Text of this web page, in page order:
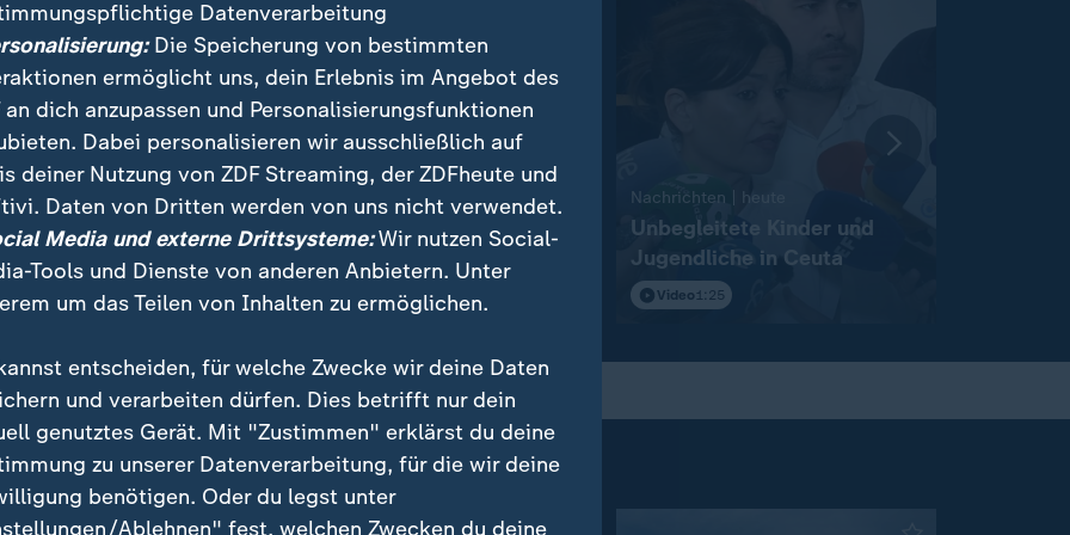
| heute
mehr Brauereien
schließen
Nachrichten | heute
"Deutsche Wirtschaft zeigt
sich robuster"
Nachrichten | heute
Unbegleitete Kinder und
Jugendliche in Ceuta
Video 1:25
Datenverarbeitung
Die Speicherung von bestimmten
ermöglicht uns, dein Erlebnis im Angebot des
an dich anzupassen und Personalisierungsfunktionen
Dabei personalisieren wir ausschließlich auf
deiner Nutzung von ZDF Streaming, der ZDFheute und
Daten von Dritten werden von uns nicht verwendet.
Media und externe Drittsysteme:Wir nutzen Social-
Tools und Dienste von anderen Anbietern. Unter
um das Teilen von Inhalten zu ermöglichen.
entscheiden, für welche Zwecke wir deine Daten
und verarbeiten dürfen. Dies betrifft nur dein
genutztes Gerät. Mit "Zustimmen" erklärst du deine
zu unserer Datenverarbeitung, für die wir deine
benötigen. Oder du legst unter
Ablehnen" fest, welchen Zwecken du deine